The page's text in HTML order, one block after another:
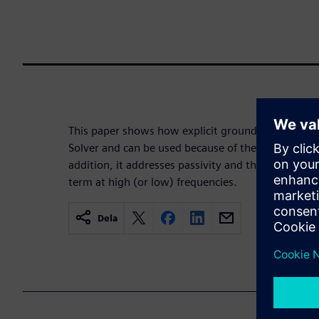
This paper shows how explicit ground models are
Solver and can be used because of the speed and
addition, it addresses passivity and the fallacy of
term at high (or low) frequencies.
Dela